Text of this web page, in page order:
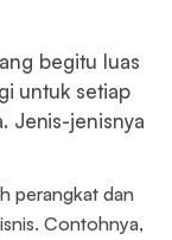
begitu luas
untuk setiap
Jenis-jenisnya
perangkat dan
Contohnya,